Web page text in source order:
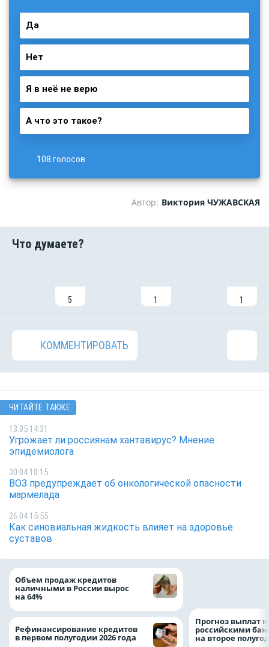
Да
Нет
Я в неё не верю
А что это такое?
108 голосов
Автор: Виктория ЧУЖАВСКАЯ
5 1 1
КОММЕНТИРОВАТЬ
ЧИТАЙТЕ ТАКЖЕ
13.05 14:31
Угрожает ли россиянам хантавирус? Мнение
эпидемиолога
30.04 10:15
ВОЗ предупреждает об онкологической опасности
мармелада
26.04 15:55
Как синовиальная жидкость влияет на здоровье
суставов
Объем продаж кредитов
наличными в России вырос
на 64%
Рефинансирование кредитов
в первом полугодии 2026 года
Прогноз выплат
российскими
на второе